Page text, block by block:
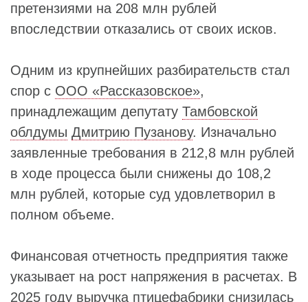
претензиями на 208 млн рублей
впоследствии отказались от своих исков.
Одним из крупнейших разбирательств стал
спор с ООО «Рассказовское»,
принадлежащим депутату Тамбовской
облдумы Дмитрию Пузанову. Изначально
заявленные требования в 212,8 млн рублей
в ходе процесса были снижены до 108,2
млн рублей, которые суд удовлетворил в
полном объеме.
Финансовая отчетность предприятия также
указывает на рост напряжения в расчетах. В
2025 году выручка птицефабрики снизилась